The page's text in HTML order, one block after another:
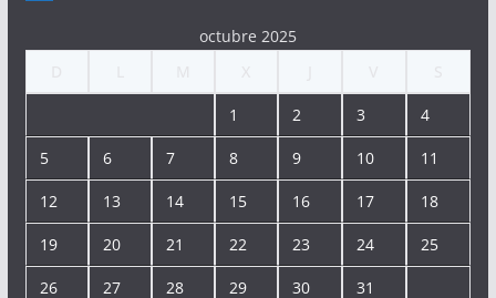
octubre 2025
1 2 3 4
5 6 7 8 9 10 11
12 13 14 15 16 17 18
19 20 21 22 23 24 25
26 27 28 29 30 31